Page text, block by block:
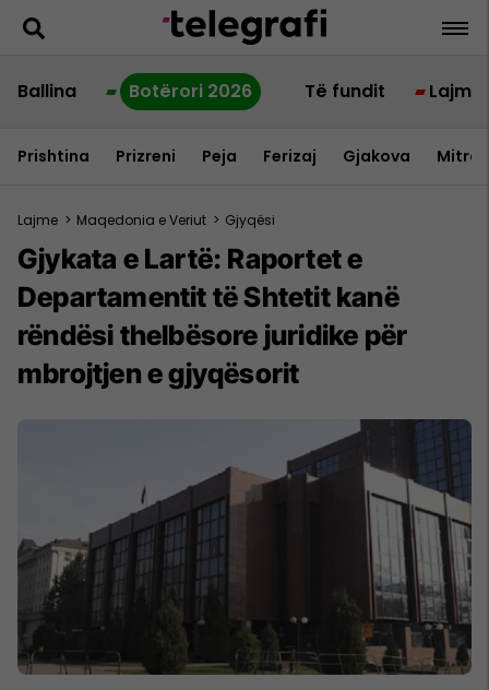
Ballina Botërori 2026 Të fundit Lajme
Prishtina Prizreni Peja Ferizaj Gjakova
Lajme > Maqedonia e Veriut > Gjyqësi
Gjykata e Lartë: Raportet e
Departamentit të Shtetit kanë
rëndësi thelbësore juridike për
mbrojtjen e gjyqësorit